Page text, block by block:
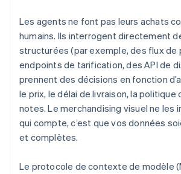
Les agents ne font pas leurs achats
humains. Ils interrogent directement
structurées (par exemple, des flux de
endpoints de tarification, des API de
prennent des décisions en fonction
le prix, le délai de livraison, la politique
notes. Le merchandising visuel ne les
qui compte, c’est que vos données
et complètes.
Le protocole de contexte de modèle